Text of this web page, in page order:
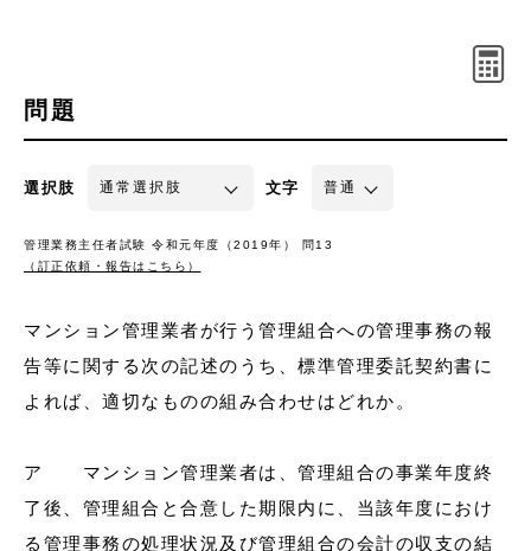
問題
選択肢 文字
管理業務主任者試験 令和元年度（2019年） 問13
（訂正依頼・報告はこちら）
マンション管理業者が行う管理組合への管理事務の報
告等に関する次の記述のうち、標準管理委託契約書に
よれば、適切なものの組み合わせはどれか。
ア マンション管理業者は、管理組合の事業年度終
了後、管理組合と合意した期限内に、当該年度におけ
る管理事務の処理状況及び管理組合の会計の収支の結